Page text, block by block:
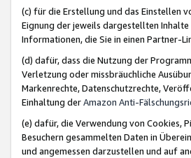
(c) für die Erstellung und das Einstellen
Eignung der jeweils dargestellten
Informationen, die Sie in einen Partner-
(d) dafür, dass die Nutzung der
Verletzung oder missbräuchliche
Markenrechte, Datenschutzrechte,
Einhaltung derAmazon Anti-
(e) dafür, die Verwendung von Cookies,
Besuchern gesammelten Daten in
und angemessen darzustellen und auf